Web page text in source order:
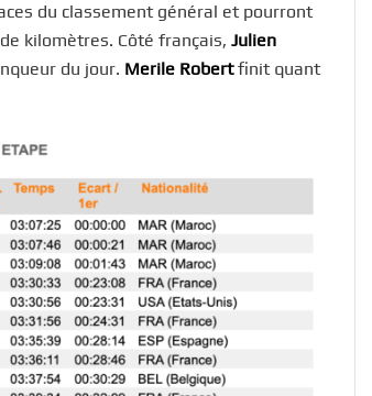
du classement général et pourront
kilomètres. Côté français, Julien
du jour. Merile Robertfinit quant